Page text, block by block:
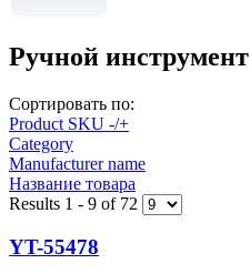
Ручной инструмент
Сортировать по:
Product SKU -/+
Category
Manufacturer name
Название товара
Results 1 - 9 of 72
YT-55478